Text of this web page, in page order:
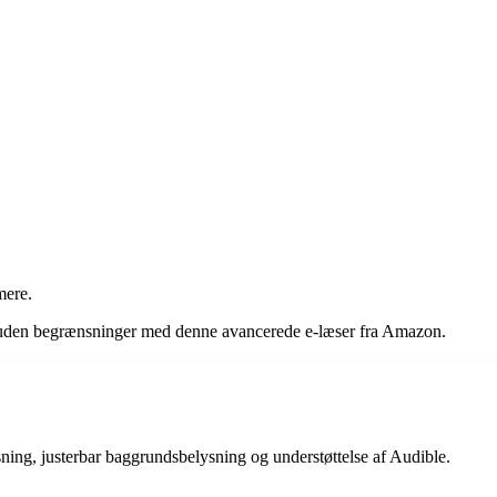
begrænsninger med denne avancerede e-læser fra Amazon.
justerbar baggrundsbelysning og understøttelse af Audible.